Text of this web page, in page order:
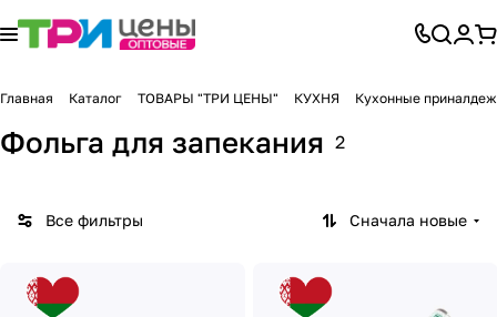
Главная Каталог ТОВАРЫ "ТРИ ЦЕНЫ" КУХНЯ Кухонные
Фольга для запекания 2
Все фильтры Сначала новые